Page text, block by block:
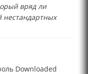
вряд ли
Downloaded